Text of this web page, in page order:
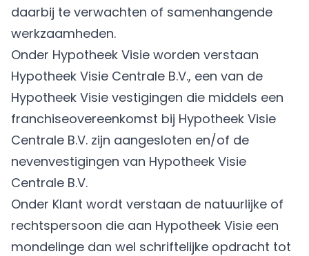
daarbij te verwachten of samenhangende
werkzaamheden.
Onder Hypotheek Visie worden verstaan
Hypotheek Visie Centrale B.V., een van de
Hypotheek Visie vestigingen die middels een
franchiseovereenkomst bij Hypotheek Visie
Centrale B.V. zijn aangesloten en/of de
nevenvestigingen van Hypotheek Visie
Centrale B.V.
Onder Klant wordt verstaan de natuurlijke of
rechtspersoon die aan Hypotheek Visie een
mondelinge dan wel schriftelijke opdracht tot